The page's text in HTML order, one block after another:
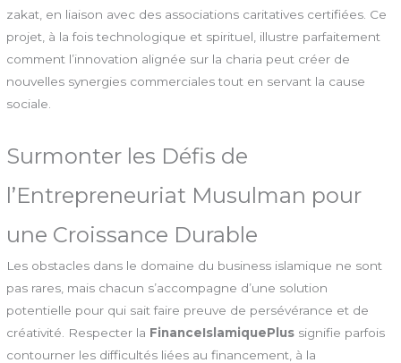
zakat, en liaison avec des associations caritatives certifiées. Ce
projet, à la fois technologique et spirituel, illustre parfaitement
comment l’innovation alignée sur la charia peut créer de
nouvelles synergies commerciales tout en servant la cause
sociale.
Surmonter les Défis de
l’Entrepreneuriat Musulman pour
une Croissance Durable
Les obstacles dans le domaine du business islamique ne sont
pas rares, mais chacun s’accompagne d’une solution
potentielle pour qui sait faire preuve de persévérance et de
créativité. Respecter la FinanceIslamiquePlus signifie parfois
contourner les difficultés liées au financement, à la